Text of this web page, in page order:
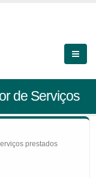
de Serviços
prestados